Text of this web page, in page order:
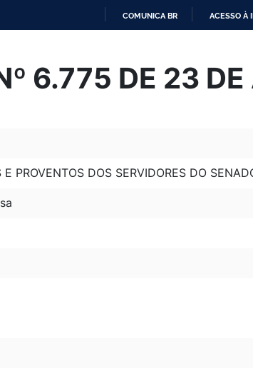
O
CONTEÚDO
COMUNICA BR ACESSO À
6.775 DE 23
PROVENTOS DOS SERVIDORES DO